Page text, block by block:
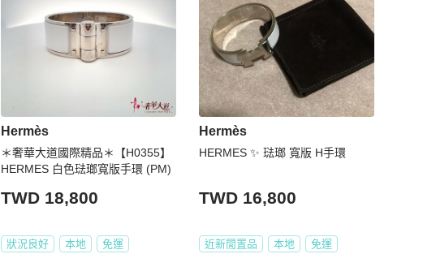
Hermès
＊奢華大道國際精品＊【H0355】
HERMES 白色琺瑯寬版手環 (PM)
TWD 18,800
狀況良好 本地 免運
Hermès
HERMES ✨ 琺瑯 寬版 H手環
TWD 16,800
近新閒置品 本地 免運